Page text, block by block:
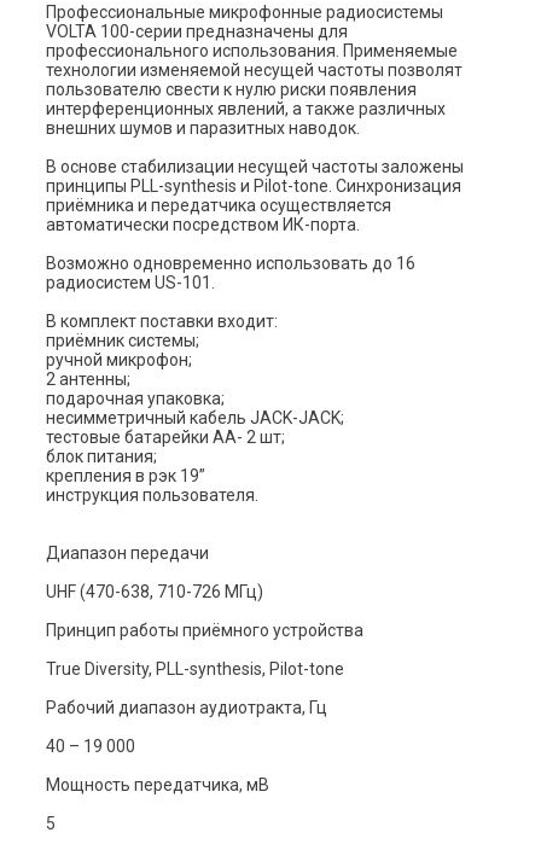
Профессиональные микрофонные радиосистемы
VOLTA 100-серии предназначены для
профессионального использования. Применяемые
технологии изменяемой несущей частоты позволят
пользователю свести к нулю риски появления
интерференционных явлений, а также различных
внешних шумов и паразитных наводок.
В основе стабилизации несущей частоты заложены
принципы PLL-synthesis и Pilot-tone. Синхронизация
приёмника и передатчика осуществляется
автоматически посредством ИК-порта.
Возможно одновременно использовать до 16
радиосистем US-101.
В комплект поставки входит:
приёмник системы;
ручной микрофон;
2 антенны;
подарочная упаковка;
несимметричный кабель JACK-JACK;
тестовые батарейки АА- 2 шт;
блок питания;
крепления в рэк 19”
инструкция пользователя.
Диапазон передачи
UHF (470-638, 710-726 МГц)
Принцип работы приёмного устройства
True Diversity, PLL-synthesis, Pilot-tone
Рабочий диапазон аудиотракта, Гц
40 – 19 000
Мощность передатчика, мВ
5